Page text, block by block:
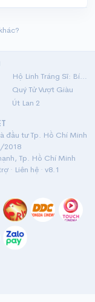
Hộ Linh Tráng Sĩ: Bí Ẩn Mộ Vua Đinh
Quý Tử Vượt Giàu
Út Lan 2
đầu tư Tp. Hồ Chí Minh
2018
Tp. Hồ Chí Minh
· Liên hệ · v8.1